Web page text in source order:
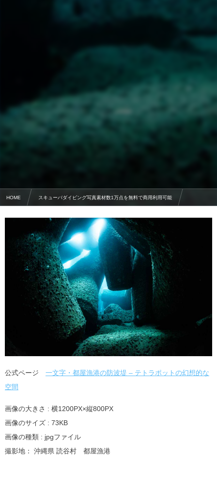
HOME スキューバダイビング写真素材数1万点を無料で商用利用可能
公式ページ 一文字・都屋漁港の防波堤 – テトラポットの幻想的な
空間
画像の大きさ : 横1200PX×縦800PX
画像のサイズ : 73KB
画像の種類 : jpgファイル
撮影地： 沖縄県 読谷村 都屋漁港